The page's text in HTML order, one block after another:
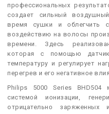
профессиональных
создает сильный
время сушки и облегчить
воздействию на волосы
времени. Здесь
которая с помощью
температуру и регулирует
перегрев и его негативное
Philips 5000 Series BHD504
системой ионизации,
отрицательно